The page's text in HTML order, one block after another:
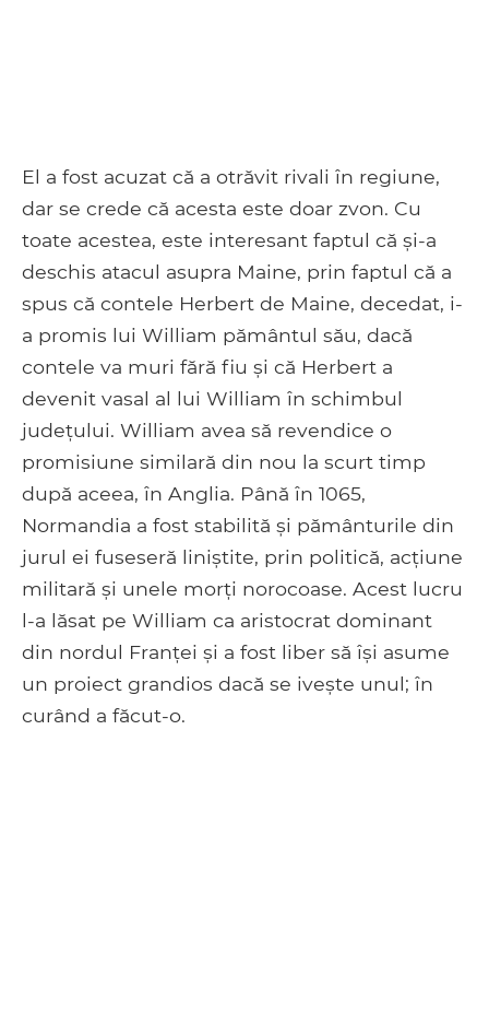
El a fost acuzat că a otrăvit rivali în regiune,
dar se crede că acesta este doar zvon. Cu
toate acestea, este interesant faptul că și-a
deschis atacul asupra Maine, prin faptul că a
spus că contele Herbert de Maine, decedat, i-
a promis lui William pământul său, dacă
contele va muri fără fiu și că Herbert a
devenit vasal al lui William în schimbul
județului. William avea să revendice o
promisiune similară din nou la scurt timp
după aceea, în Anglia. Până în 1065,
Normandia a fost stabilită și pământurile din
jurul ei fuseseră liniștite, prin politică, acțiune
militară și unele morți norocoase. Acest lucru
l-a lăsat pe William ca aristocrat dominant
din nordul Franței și a fost liber să își asume
un proiect grandios dacă se ivește unul; în
curând a făcut-o.